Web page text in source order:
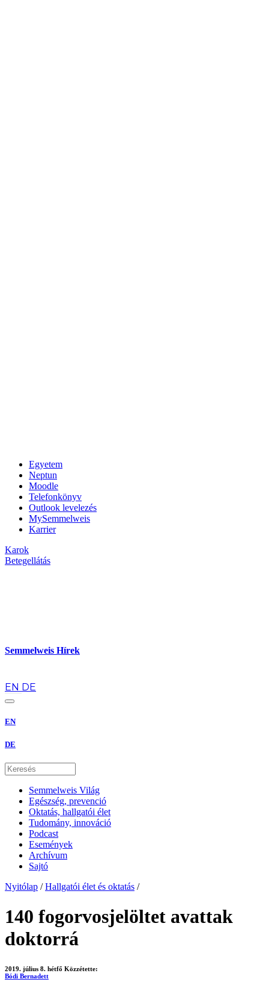
Egyetem
Neptun
Moodle
Telefonkönyv
Outlook levelezés
MySemmelweis
Karrier
Karok
Betegellátás
Semmelweis Hírek
EN DE
EN
DE
Semmelweis Világ
Egészség, prevenció
Oktatás, hallgatói élet
Tudomány, innováció
Podcast
Események
Archívum
Sajtó
Nyitólap / Hallgatói élet és oktatás /
140 fogorvosjelöltet avattak
doktorrá
2019. július 8. hétfő Közzétette:
Bódi Bernadett